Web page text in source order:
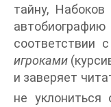
тайну,
соответствии
игроками
и заверяет
не уклониться